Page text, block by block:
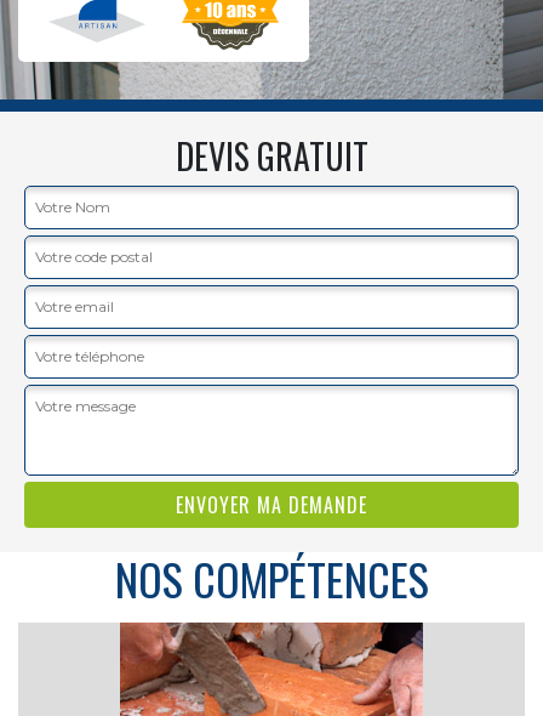
DEVIS GRATUIT
NOS COMPÉTENCES